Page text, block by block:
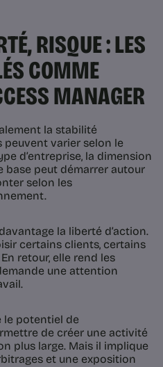
RISQUE : LES
COMME
MANAGER
la stabilité
varier selon le
d’entreprise, la dimension
base peut démarrer autour
selon les
la liberté d’action.
certains clients, certains
retour, elle rend les
une attention
le potentiel de
de créer une activité
plus large. Mais il implique
et une exposition